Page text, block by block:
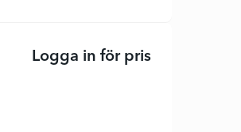
Logga in för pris